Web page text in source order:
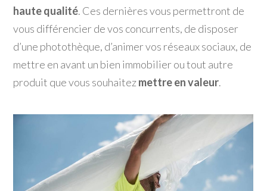
haute qualité. Ces dernières vous permettront de
vous différencier de vos concurrents, de disposer
d’une photothèque, d’animer vos réseaux sociaux, de
mettre en avant un bien immobilier ou tout autre
produit que vous souhaitezmettre en valeur.